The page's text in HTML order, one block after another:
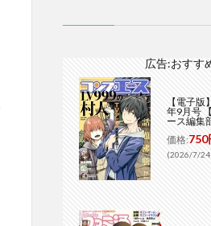
広告:おすす
【電子
年9月号
ース編集
価格:750
(2026/7/24